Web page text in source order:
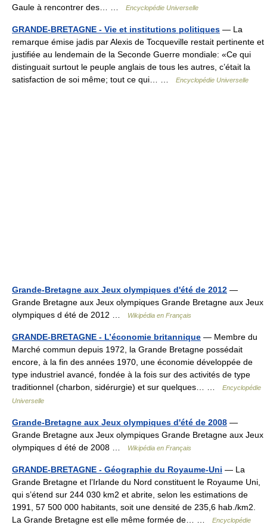
Gaule à rencontrer des… …
Encyclopédie Universelle
GRANDE-BRETAGNE - Vie et institutions politiques — La
remarque émise jadis par Alexis de Tocqueville restait pertinente et
justifiée au lendemain de la Seconde Guerre mondiale: «Ce qui
distinguait surtout le peuple anglais de tous les autres, c’était la
satisfaction de soi même; tout ce qui… …
Encyclopédie Universelle
Grande-Bretagne aux Jeux olympiques d'été de 2012 —
Grande Bretagne aux Jeux olympiques Grande Bretagne aux Jeux
olympiques d été de 2012 …
Wikipédia en Français
GRANDE-BRETAGNE - L’économie britannique — Membre du
Marché commun depuis 1972, la Grande Bretagne possédait
encore, à la fin des années 1970, une économie développée de
type industriel avancé, fondée à la fois sur des activités de type
traditionnel (charbon, sidérurgie) et sur quelques… …
Encyclopédie
Universelle
Grande-Bretagne aux Jeux olympiques d'été de 2008 —
Grande Bretagne aux Jeux olympiques Grande Bretagne aux Jeux
olympiques d été de 2008 …
Wikipédia en Français
GRANDE-BRETAGNE - Géographie du Royaume-Uni — La
Grande Bretagne et l’Irlande du Nord constituent le Royaume Uni,
qui s’étend sur 244 030 km2 et abrite, selon les estimations de
1991, 57 500 000 habitants, soit une densité de 235,6 hab./km2.
La Grande Bretagne est elle même formée de… …
Encyclopédie